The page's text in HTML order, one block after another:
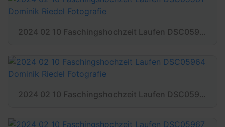
2024 02 10 Faschingshochzeit Laufen DSC05961 Dominik Riedel Fotografie
2024 02 10 Faschingshochzeit Laufen DSC05964 Dominik Riedel Fotografie